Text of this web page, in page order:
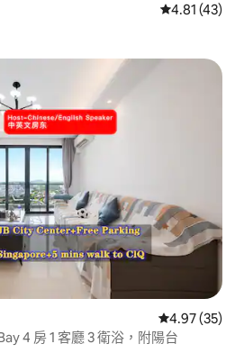
從 43 則評價
4.81 (43)
從 35 則評價
4.97 (35)
4 房 1 客廳 3 衛浴，附陽台